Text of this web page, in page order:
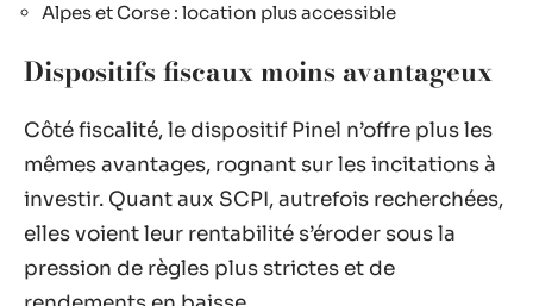
Alpes et Corse : location plus accessible
Dispositifs fiscaux moins avantageux
Côté fiscalité, le dispositif Pinel n’offre plus les
mêmes avantages, rognant sur les incitations à
investir. Quant aux SCPI, autrefois recherchées,
elles voient leur rentabilité s’éroder sous la
pression de règles plus strictes et de